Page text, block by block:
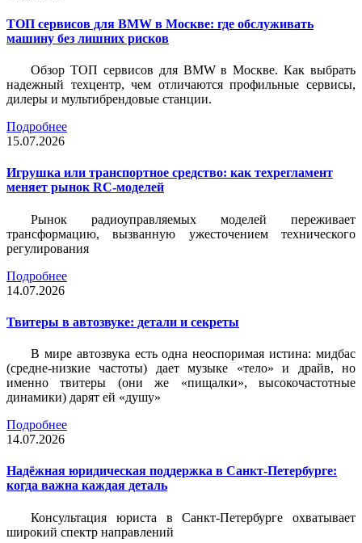
ТОП сервисов для BMW в Москве: где обслуживать
машину без лишних рисков
Обзор ТОП сервисов для BMW в Москве. Как выбрать
надежный техцентр, чем отличаются профильные сервисы,
дилеры и мультибрендовые станции.
Подробнее
15.07.2026
Игрушка или транспортное средство: как техрегламент
меняет рынок RC-моделей
Рынок радиоуправляемых моделей переживает
трансформацию, вызванную ужесточением технического
регулирования
Подробнее
14.07.2026
Твитеры в автозвуке: детали и секреты
В мире автозвука есть одна неоспоримая истина: мидбас
(средне-низкие частоты) дает музыке «тело» и драйв, но
именно твитеры (они же «пищалки», высокочастотные
динамики) дарят ей «душу»
Подробнее
14.07.2026
Надёжная юридическая поддержка в Санкт-Петербурге:
когда важна каждая деталь
Консультация юриста в Санкт-Петербурге охватывает
широкий спектр направлений